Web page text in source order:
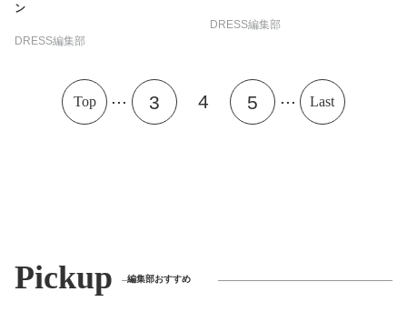
ン
DRESS編集部
DRESS編集部
Top ... 3 4 5 ... Last
Pickup 編集部おすすめ